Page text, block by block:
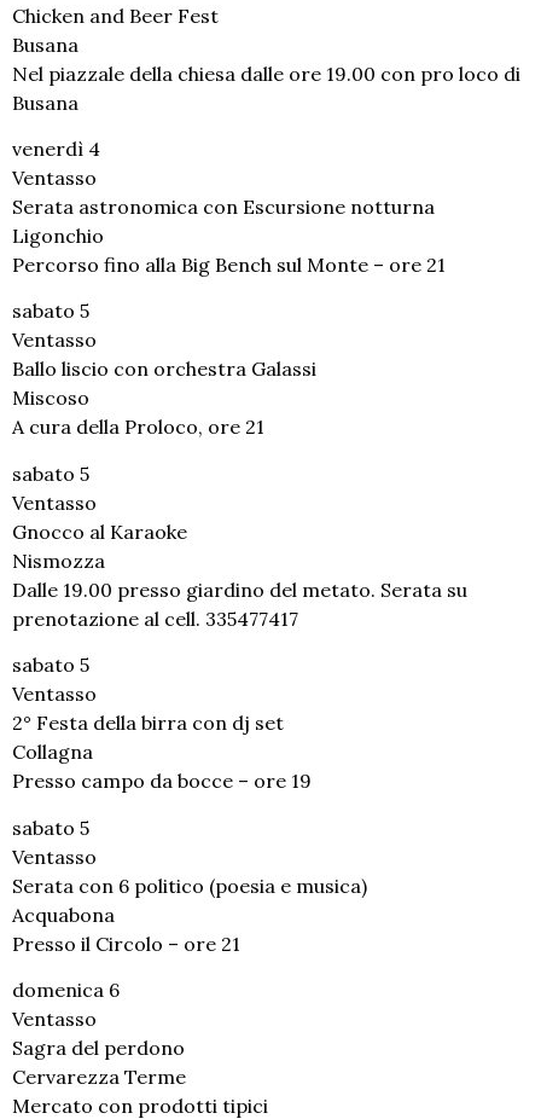
Chicken and Beer Fest
Busana
Nel piazzale della chiesa dalle ore 19.00 con pro loco di
Busana
venerdì 4
Ventasso
Serata astronomica con Escursione notturna
Ligonchio
Percorso fino alla Big Bench sul Monte – ore 21
sabato 5
Ventasso
Ballo liscio con orchestra Galassi
Miscoso
A cura della Proloco, ore 21
sabato 5
Ventasso
Gnocco al Karaoke
Nismozza
Dalle 19.00 presso giardino del metato. Serata su
prenotazione al cell. 335477417
sabato 5
Ventasso
2° Festa della birra con dj set
Collagna
Presso campo da bocce – ore 19
sabato 5
Ventasso
Serata con 6 politico (poesia e musica)
Acquabona
Presso il Circolo – ore 21
domenica 6
Ventasso
Sagra del perdono
Cervarezza Terme
Mercato con prodotti tipici